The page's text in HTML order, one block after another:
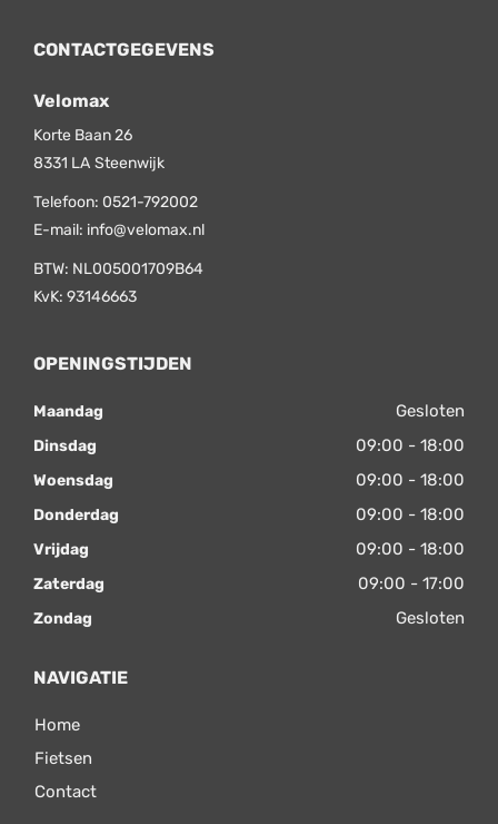
CONTACTGEGEVENS
Velomax
Korte Baan 26
8331 LA Steenwijk
Telefoon: 0521-792002
E-mail: info@velomax.nl
BTW: NL005001709B64
KvK: 93146663
OPENINGSTIJDEN
Maandag Gesloten
Dinsdag 09:00 - 18:00
Woensdag 09:00 - 18:00
Donderdag 09:00 - 18:00
Vrijdag 09:00 - 18:00
Zaterdag 09:00 - 17:00
Zondag Gesloten
NAVIGATIE
Home
Fietsen
Contact